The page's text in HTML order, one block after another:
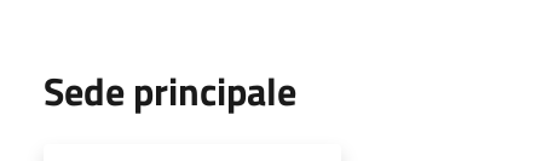
Sede principale